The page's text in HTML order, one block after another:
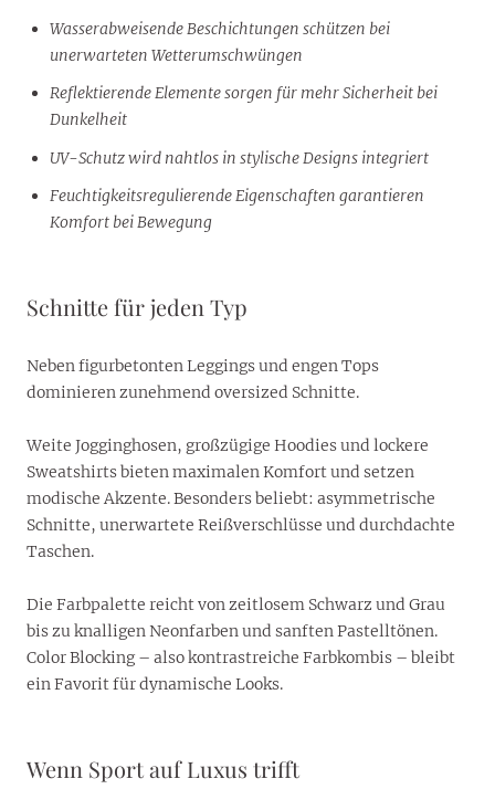
Wasserabweisende Beschichtungen schützen bei
unerwarteten Wetterumschwüngen
Reflektierende Elemente sorgen für mehr Sicherheit bei
Dunkelheit
UV-Schutz wird nahtlos in stylische Designs integriert
Feuchtigkeitsregulierende Eigenschaften garantieren
Komfort bei Bewegung
Schnitte für jeden Typ
Neben figurbetonten Leggings und engen Tops
dominieren zunehmend oversized Schnitte.
Weite Jogginghosen, großzügige Hoodies und lockere
Sweatshirts bieten maximalen Komfort und setzen
modische Akzente. Besonders beliebt: asymmetrische
Schnitte, unerwartete Reißverschlüsse und durchdachte
Taschen.
Die Farbpalette reicht von zeitlosem Schwarz und Grau
bis zu knalligen Neonfarben und sanften Pastelltönen.
Color Blocking – also kontrastreiche Farbkombis – bleibt
ein Favorit für dynamische Looks.
Wenn Sport auf Luxus trifft